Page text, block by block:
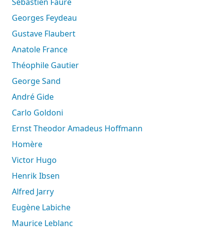
Georges Feydeau
Gustave Flaubert
Anatole France
Théophile Gautier
George Sand
André Gide
Carlo Goldoni
Ernst Theodor Amadeus Hoffmann
Homère
Victor Hugo
Henrik Ibsen
Alfred Jarry
Eugène Labiche
Maurice Leblanc